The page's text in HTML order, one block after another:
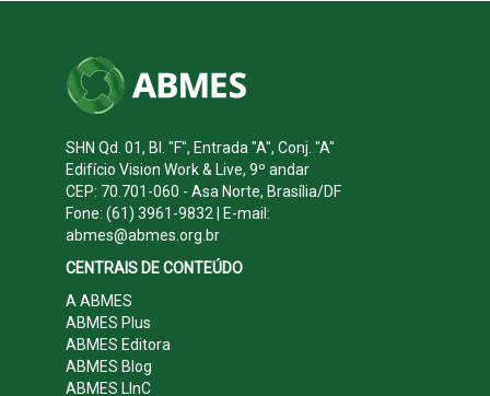
SHN Qd. 01, Bl. "F", Entrada "A", Conj. "A"
Edifício Vision Work & Live, 9º andar
CEP: 70.701-060 - Asa Norte, Brasília/DF
Fone: (61) 3961-9832 | E-mail:
abmes@abmes.org.br
CENTRAIS DE CONTEÚDO
A ABMES
ABMES Plus
ABMES Editora
ABMES Blog
ABMES LInC